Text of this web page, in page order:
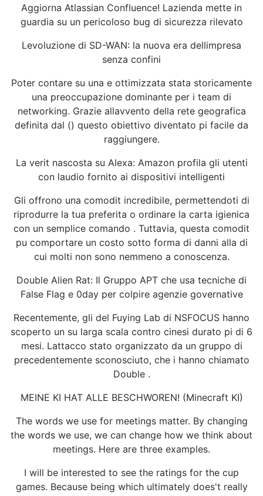
Aggiorna Atlassian Confluence! Lazienda mette in
guardia su un pericoloso bug di sicurezza rilevato
Levoluzione di SD-WAN: la nuova era dellimpresa
senza confini
Poter contare su una e ottimizzata stata storicamente
una preoccupazione dominante per i team di
networking. Grazie allavvento della rete geografica
definita dal () questo obiettivo diventato pi facile da
raggiungere.
La verit nascosta su Alexa: Amazon profila gli utenti
con laudio fornito ai dispositivi intelligenti
Gli offrono una comodit incredibile, permettendoti di
riprodurre la tua preferita o ordinare la carta igienica
con un semplice comando . Tuttavia, questa comodit
pu comportare un costo sotto forma di danni alla di
cui molti non sono nemmeno a conoscenza.
Double Alien Rat: Il Gruppo APT che usa tecniche di
False Flag e 0day per colpire agenzie governative
Recentemente, gli del Fuying Lab di NSFOCUS hanno
scoperto un su larga scala contro cinesi durato pi di 6
mesi. Lattacco stato organizzato da un gruppo di
precedentemente sconosciuto, che i hanno chiamato
Double .
MEINE KI HAT ALLE BESCHWOREN! (Minecraft KI)
The words we use for meetings matter. By changing
the words we use, we can change how we think about
meetings. Here are three examples.
I will be interested to see the ratings for the cup
games. Because being which ultimately does't really